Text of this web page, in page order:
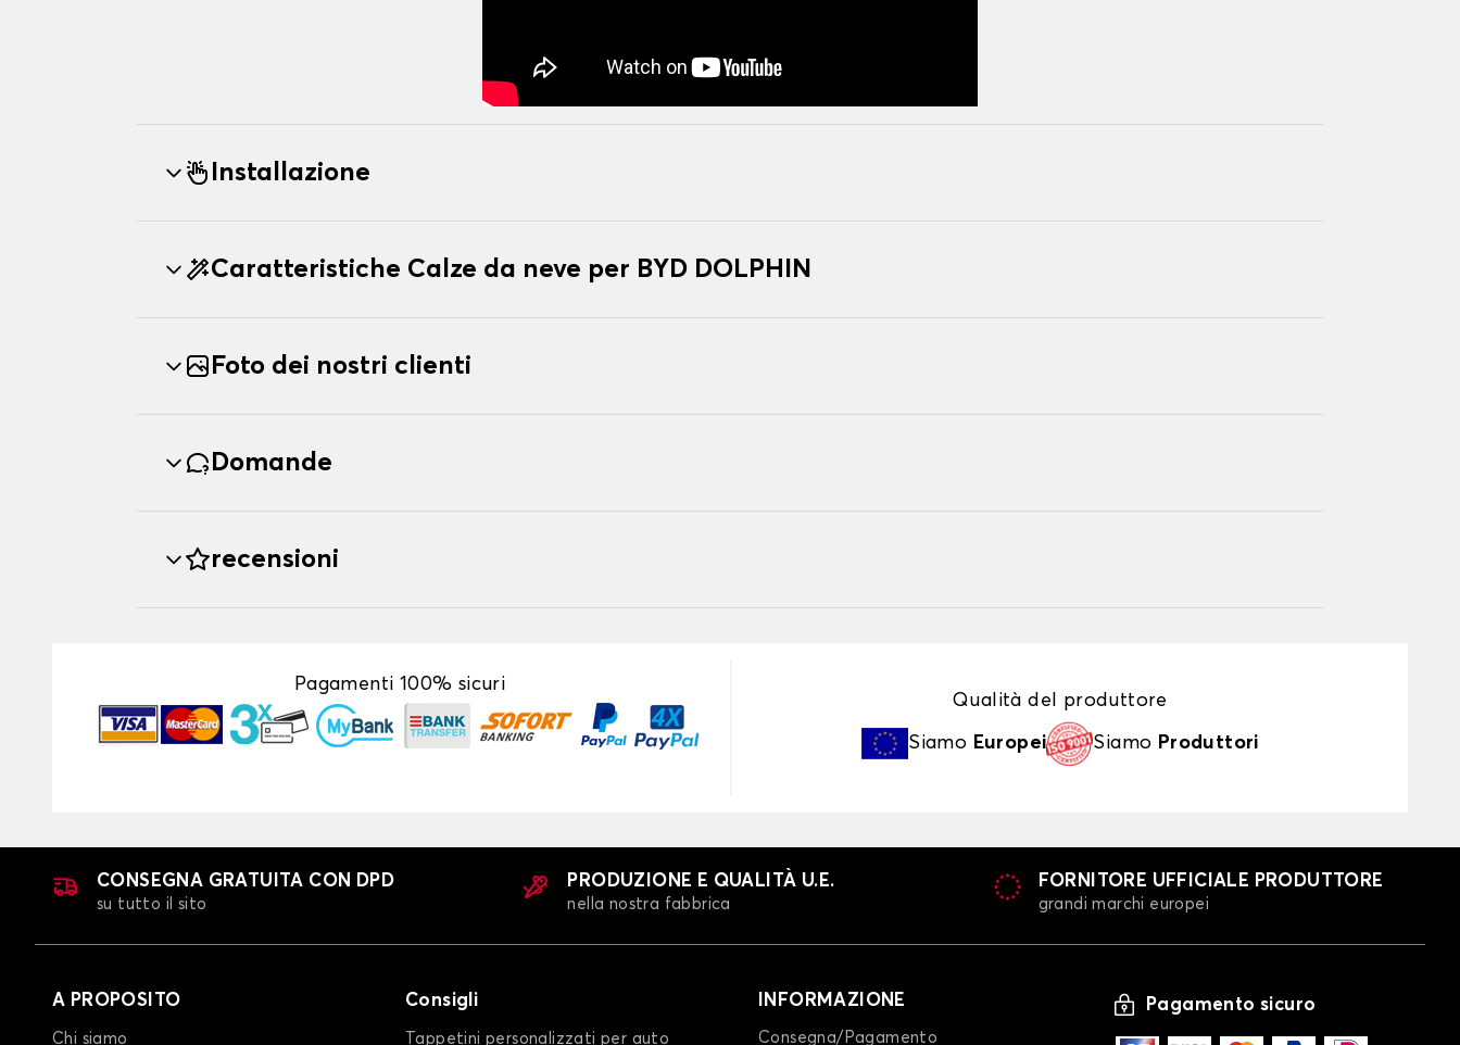
Installazione
Caratteristiche Calze da neve per BYD DOLPHIN
Foto dei nostri clienti
Domande
recensioni
Pagamenti 100% sicuri
Qualità del produttore
Siamo Europei Siamo Produttori
CONSEGNA GRATUITA CON DPD
su tutto il sito
PRODUZIONE E QUALITÀ U.E.
nella nostra fabbrica
FORNITORE UFFICIALE PRODUTTORE
grandi marchi europei
A PROPOSITO
Chi siamo
Consigli
Tappetini personalizzati per auto
INFORMAZIONE
Consegna/Pagamento
Pagamento sicuro